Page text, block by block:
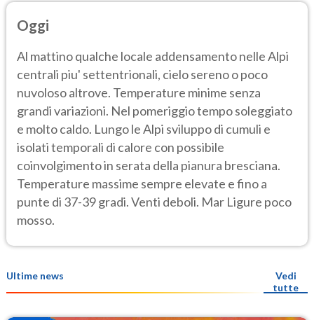
Oggi
Al mattino qualche locale addensamento nelle Alpi
centrali piu' settentrionali, cielo sereno o poco
nuvoloso altrove. Temperature minime senza
grandi variazioni. Nel pomeriggio tempo soleggiato
e molto caldo. Lungo le Alpi sviluppo di cumuli e
isolati temporali di calore con possibile
coinvolgimento in serata della pianura bresciana.
Temperature massime sempre elevate e fino a
punte di 37-39 gradi. Venti deboli. Mar Ligure poco
mosso.
Ultime news
Vedi
tutte